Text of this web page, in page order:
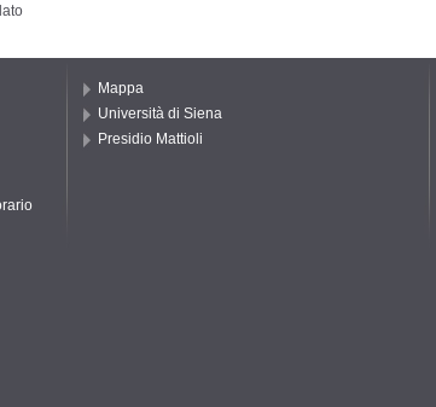
Mappa
Università di Siena
Presidio Mattioli